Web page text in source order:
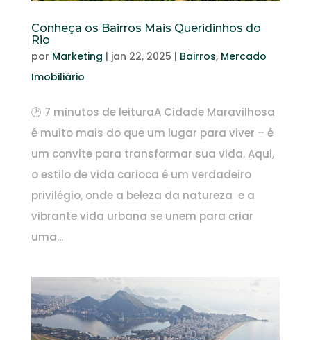
Conheça os Bairros Mais Queridinhos do
Rio
por Marketing | jan 22, 2025 | Bairros, Mercado
Imobiliário
🕑 7 minutos de leituraA Cidade Maravilhosa
é muito mais do que um lugar para viver – é
um convite para transformar sua vida. Aqui,
o estilo de vida carioca é um verdadeiro
privilégio, onde a beleza da natureza e a
vibrante vida urbana se unem para criar
uma...